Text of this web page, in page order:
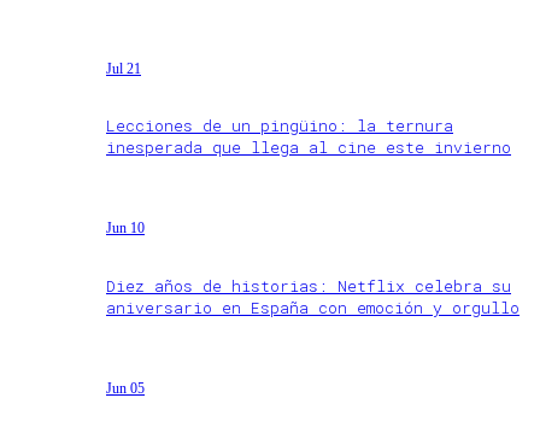
Jul 21
Lecciones de un pingüino: la ternura
inesperada que llega al cine este invierno
Jun 10
Diez años de historias: Netflix celebra su
aniversario en España con emoción y orgullo
Jun 05